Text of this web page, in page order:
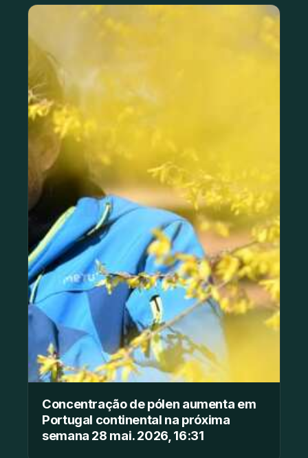
Concentração de pólen aumenta em
Portugal continental na próxima
semana 28 mai. 2026, 16:31